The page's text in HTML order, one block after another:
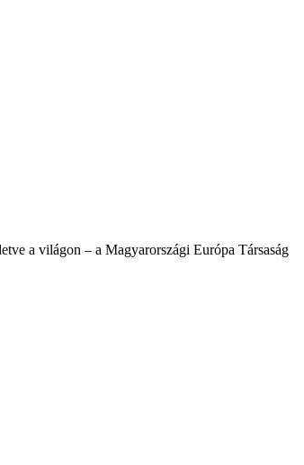
a világon – a Magyarországi Európa Társaság